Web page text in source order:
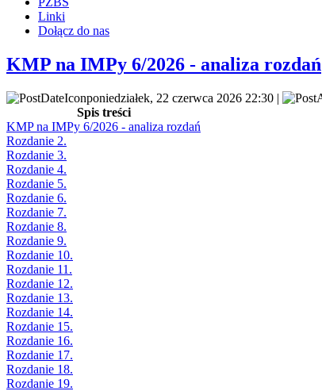
Linki
Dołącz do nas
KMP na IMPy 6/2026 - analiza rozdań
poniedziałek, 22 czerwca 2026 22:30 |
Spis treści
KMP na IMPy 6/2026 - analiza rozdań
Rozdanie 2.
Rozdanie 3.
Rozdanie 4.
Rozdanie 5.
Rozdanie 6.
Rozdanie 7.
Rozdanie 8.
Rozdanie 9.
Rozdanie 10.
Rozdanie 11.
Rozdanie 12.
Rozdanie 13.
Rozdanie 14.
Rozdanie 15.
Rozdanie 16.
Rozdanie 17.
Rozdanie 18.
Rozdanie 19.